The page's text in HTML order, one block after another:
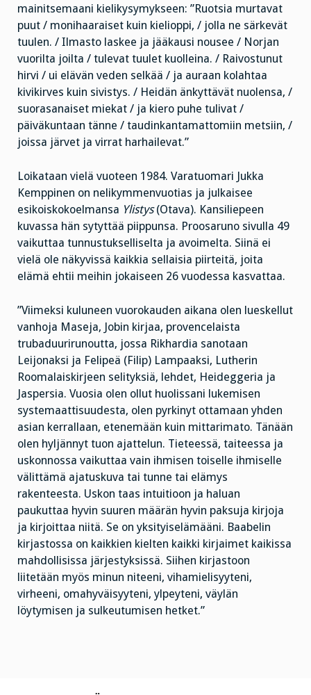
mainitsemaani kielikysymykseen: ”Ruotsia murtavat
puut / monihaaraiset kuin kielioppi, / jolla ne särkevät
tuulen. / Ilmasto laskee ja jääkausi nousee / Norjan
vuorilta joilta / tulevat tuulet kuolleina. / Raivostunut
hirvi / ui elävän veden selkää / ja auraan kolahtaa
kivikirves kuin sivistys. / Heidän änkyttävät nuolensa, /
suorasanaiset miekat / ja kiero puhe tulivat /
päiväkuntaan tänne / taudinkantamattomiin metsiin, /
joissa järvet ja virrat harhailevat.”
Loikataan vielä vuoteen 1984. Varatuomari Jukka
Kemppinen on nelikymmenvuotias ja julkaisee
esikoiskokoelmansa Ylistys(Otava). Kansiliepeen
kuvassa hän sytyttää piippunsa. Proosaruno sivulla 49
vaikuttaa tunnustukselliselta ja avoimelta. Siinä ei
vielä ole näkyvissä kaikkia sellaisia piirteitä, joita
elämä ehtii meihin jokaiseen 26 vuodessa kasvattaa.
”Viimeksi kuluneen vuorokauden aikana olen lueskellut
vanhoja Maseja, Jobin kirjaa, provencelaista
trubaduurirunoutta, jossa Rikhardia sanotaan
Leijonaksi ja Felipeä (Filip) Lampaaksi, Lutherin
Roomalaiskirjeen selityksiä, lehdet, Heideggeria ja
Jaspersia. Vuosia olen ollut huolissani lukemisen
systemaattisuudesta, olen pyrkinyt ottamaan yhden
asian kerrallaan, etenemään kuin mittarimato. Tänään
olen hyljännyt tuon ajattelun. Tieteessä, taiteessa ja
uskonnossa vaikuttaa vain ihmisen toiselle ihmiselle
välittämä ajatuskuva tai tunne tai elämys
rakenteesta. Uskon taas intuitioon ja haluan
paukuttaa hyvin suuren määrän hyvin paksuja kirjoja
ja kirjoittaa niitä. Se on yksityiselämääni. Baabelin
kirjastossa on kaikkien kielten kaikki kirjaimet kaikissa
mahdollisissa järjestyksissä. Siihen kirjastoon
liitetään myös minun niteeni, vihamielisyyteni,
virheeni, omahyväisyyteni, ylpeyteni, väylän
löytymisen ja sulkeutumisen hetket.”